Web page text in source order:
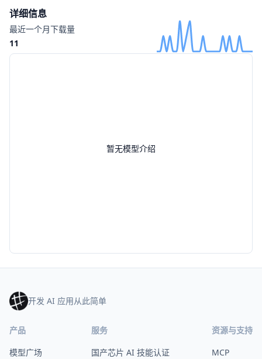
暂无模型介绍
详细信息
最近一个月下载量
11
开发 AI 应用从此简单
产品
模型广场
服务
国产芯片 AI 技能认证
资源与支持
MCP